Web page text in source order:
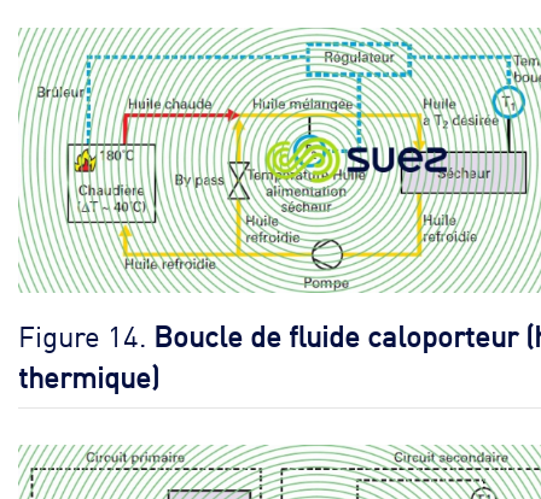
Figure 14. Boucle de fluide caloporteur
thermique)